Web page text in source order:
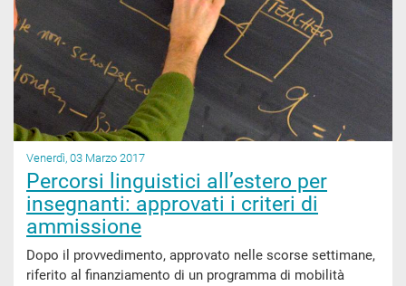
Venerdì, 03 Marzo 2017
Percorsi linguistici all’estero per
insegnanti: approvati i criteri di
ammissione
Dopo il provvedimento, approvato nelle scorse settimane,
riferito al finanziamento di un programma di mobilità